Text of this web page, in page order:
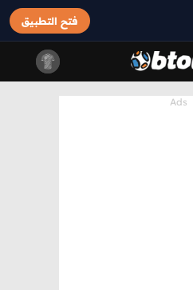
فتح التطبيق